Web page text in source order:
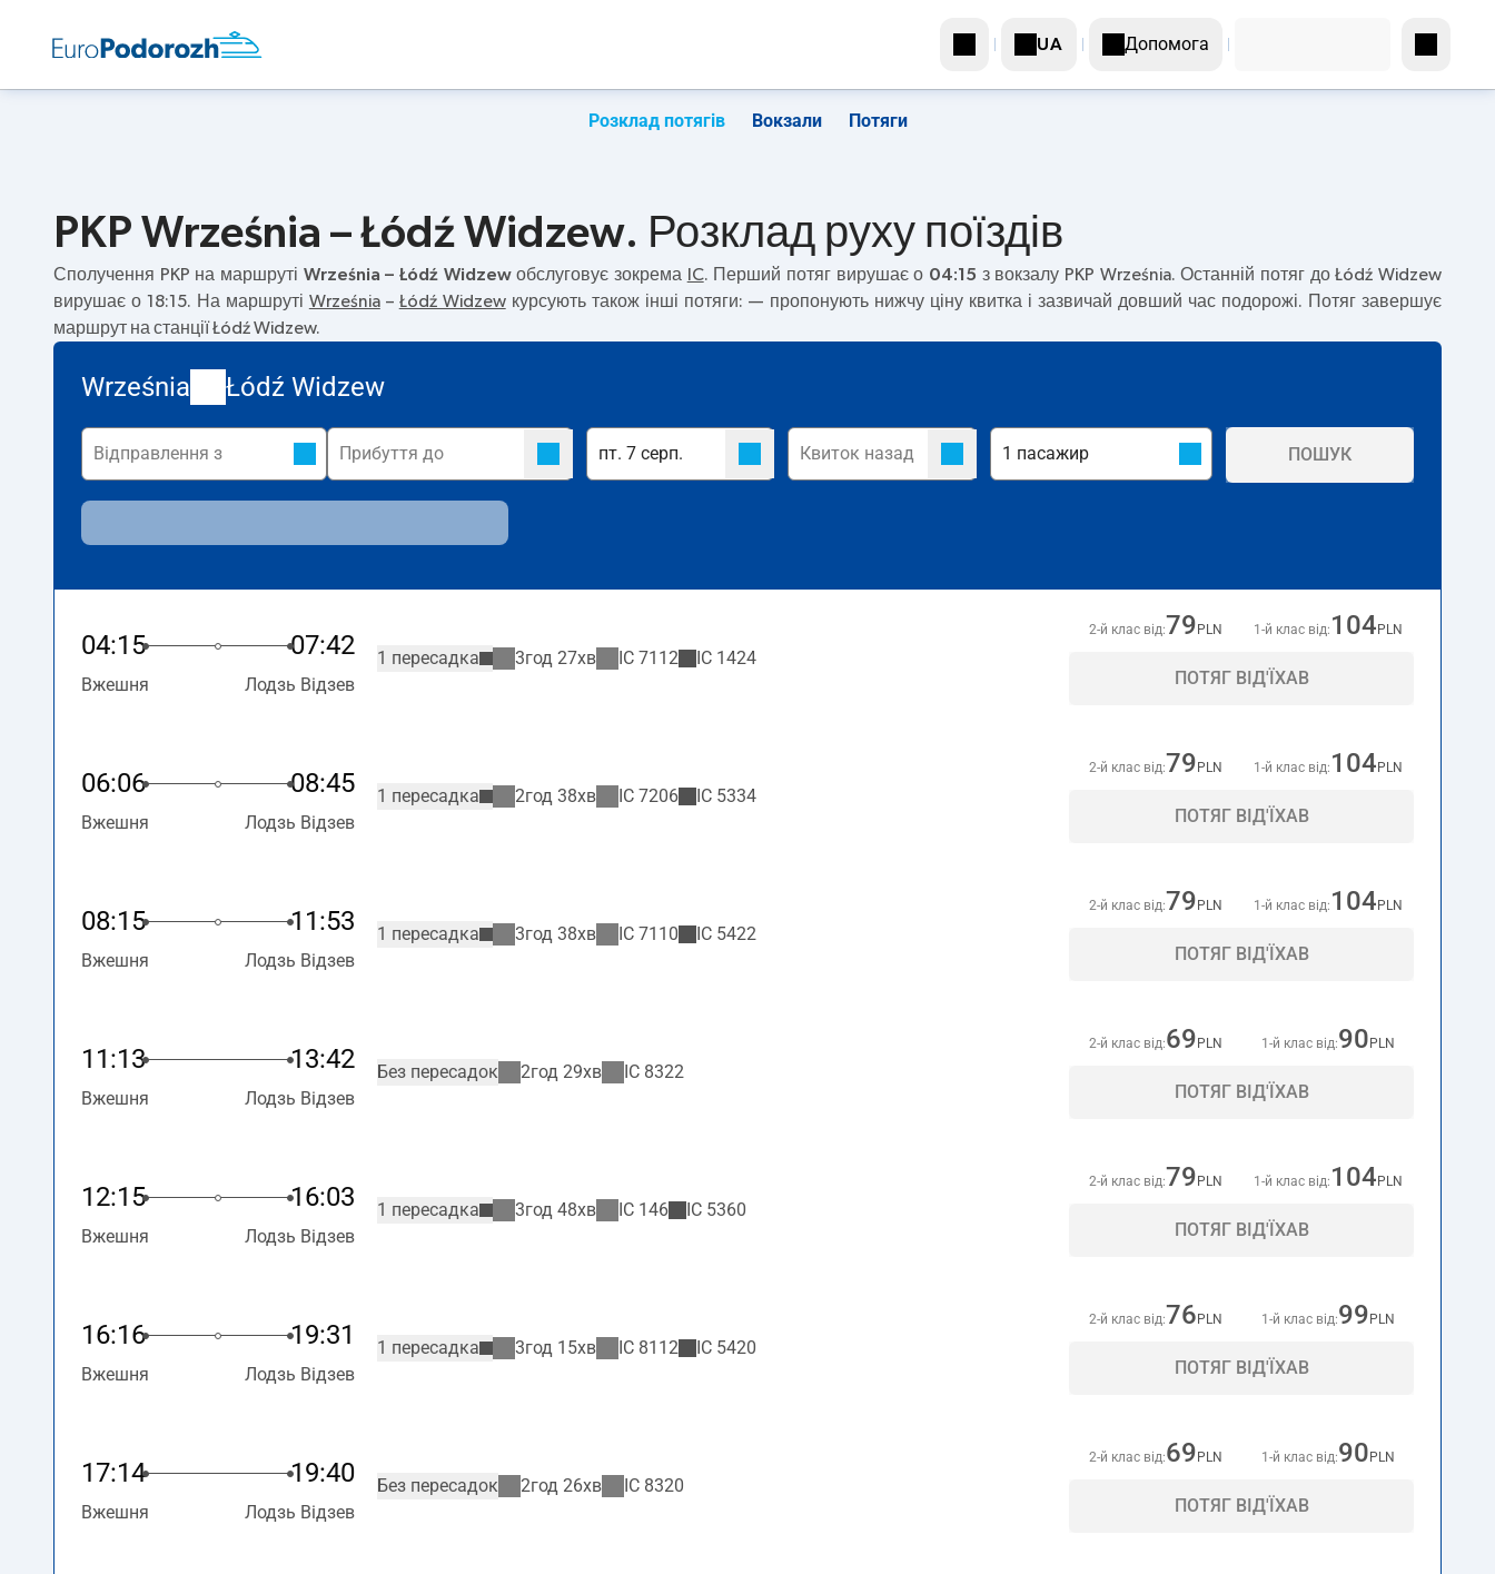
UA Допомога
Розклад потягів Вокзали Потяги
PKP Września – Łódź Widzew. Розклад руху поїздів
Сполучення PKP на маршруті Września – Łódź Widzewобслуговує зокрема IC. Перший потяг вирушає о 04:15 з вокзалу PKP Września. Останній потяг до Łódź Widzew
вирушає о 18:15. На маршруті Września– Łódź Widzewкурсують також інші потяги: — пропонують нижчу ціну квитка і зазвичай довший час подорожі. Потяг завершує
маршрут на станції Łódź Widzew.
Września Łódź Widzew
ПОШУК
04:15 07:42
Вжешня Лодзь Відзев
1 пересадка 3год 27хв IC 7112 IC 1424
2-й клас від:79 PLN 1-й клас від: 104 PLN
ПОТЯГ ВІД'ЇХАВ
06:06 08:45
Вжешня Лодзь Відзев
1 пересадка 2год 38хв IC 7206 IC 5334
2-й клас від:79 PLN 1-й клас від: 104 PLN
ПОТЯГ ВІД'ЇХАВ
08:15 11:53
Вжешня Лодзь Відзев
1 пересадка 3год 38хв IC 7110 IC 5422
2-й клас від:79 PLN 1-й клас від: 104 PLN
ПОТЯГ ВІД'ЇХАВ
11:13 13:42
Вжешня Лодзь Відзев
Без пересадок 2год 29хв IC 8322
2-й клас від:69 PLN 1-й клас від:90 PLN
ПОТЯГ ВІД'ЇХАВ
12:15 16:03
Вжешня Лодзь Відзев
1 пересадка 3год 48хв IC 146 IC 5360
2-й клас від:79 PLN 1-й клас від: 104 PLN
ПОТЯГ ВІД'ЇХАВ
16:16 19:31
Вжешня Лодзь Відзев
1 пересадка 3год 15хв IC 8112 IC 5420
2-й клас від:76 PLN 1-й клас від:99 PLN
ПОТЯГ ВІД'ЇХАВ
17:14 19:40
Вжешня Лодзь Відзев
Без пересадок 2год 26хв IC 8320
2-й клас від:69 PLN 1-й клас від:90 PLN
ПОТЯГ ВІД'ЇХАВ